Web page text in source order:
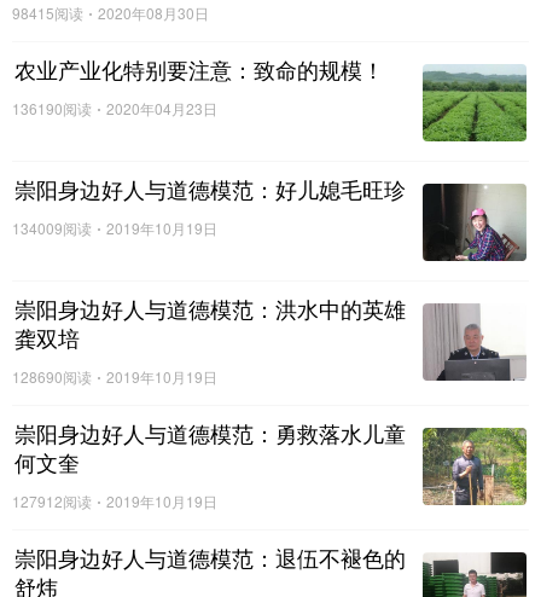
98415阅读 2020年08月30日
农业产业化特别要注意：致命的规模！
136190阅读 2020年04月23日
崇阳身边好人与道德模范：好儿媳毛旺珍
134009阅读 2019年10月19日
崇阳身边好人与道德模范：洪水中的英雄
龚双培
128690阅读 2019年10月19日
崇阳身边好人与道德模范：勇救落水儿童
何文奎
127912阅读 2019年10月19日
崇阳身边好人与道德模范：退伍不褪色的
舒炜